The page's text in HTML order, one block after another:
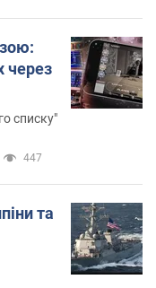
через
списку"
447
та